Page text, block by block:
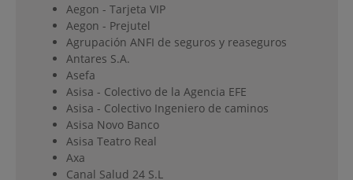
Aegon - Tarjeta VIP
Aegon - Prejutel
Agrupación ANFI de seguros y reaseguros
Antares S.A.
Asefa
Asisa - Colectivo de la Agencia EFE
Asisa - Colectivo Ingeniero de caminos
Asisa Novo Banco
Asisa Teatro Real
Axa
Canal Salud 24 S.L